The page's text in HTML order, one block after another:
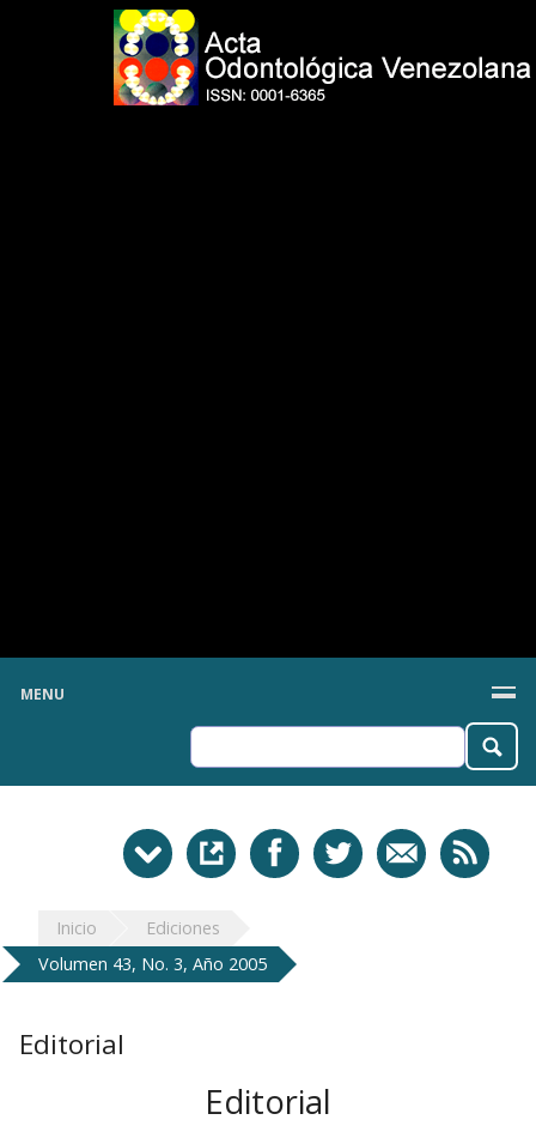
MENU
Inicio
Ediciones
Volumen 43, No. 3, Año 2005
Editorial
Editorial